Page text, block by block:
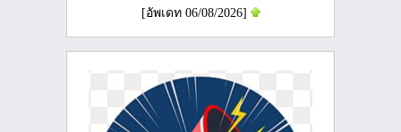
[อัพเดท 06/08/2026]